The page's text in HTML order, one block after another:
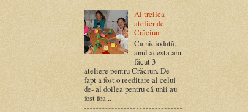
Al treilea
atelier de
Crăciun
Ca niciodată,
anul acesta am
făcut 3
ateliere pentru Crăciun. De
fapt a fost o reeditare al celui
de- al doilea pentru că unii au
fost foa...